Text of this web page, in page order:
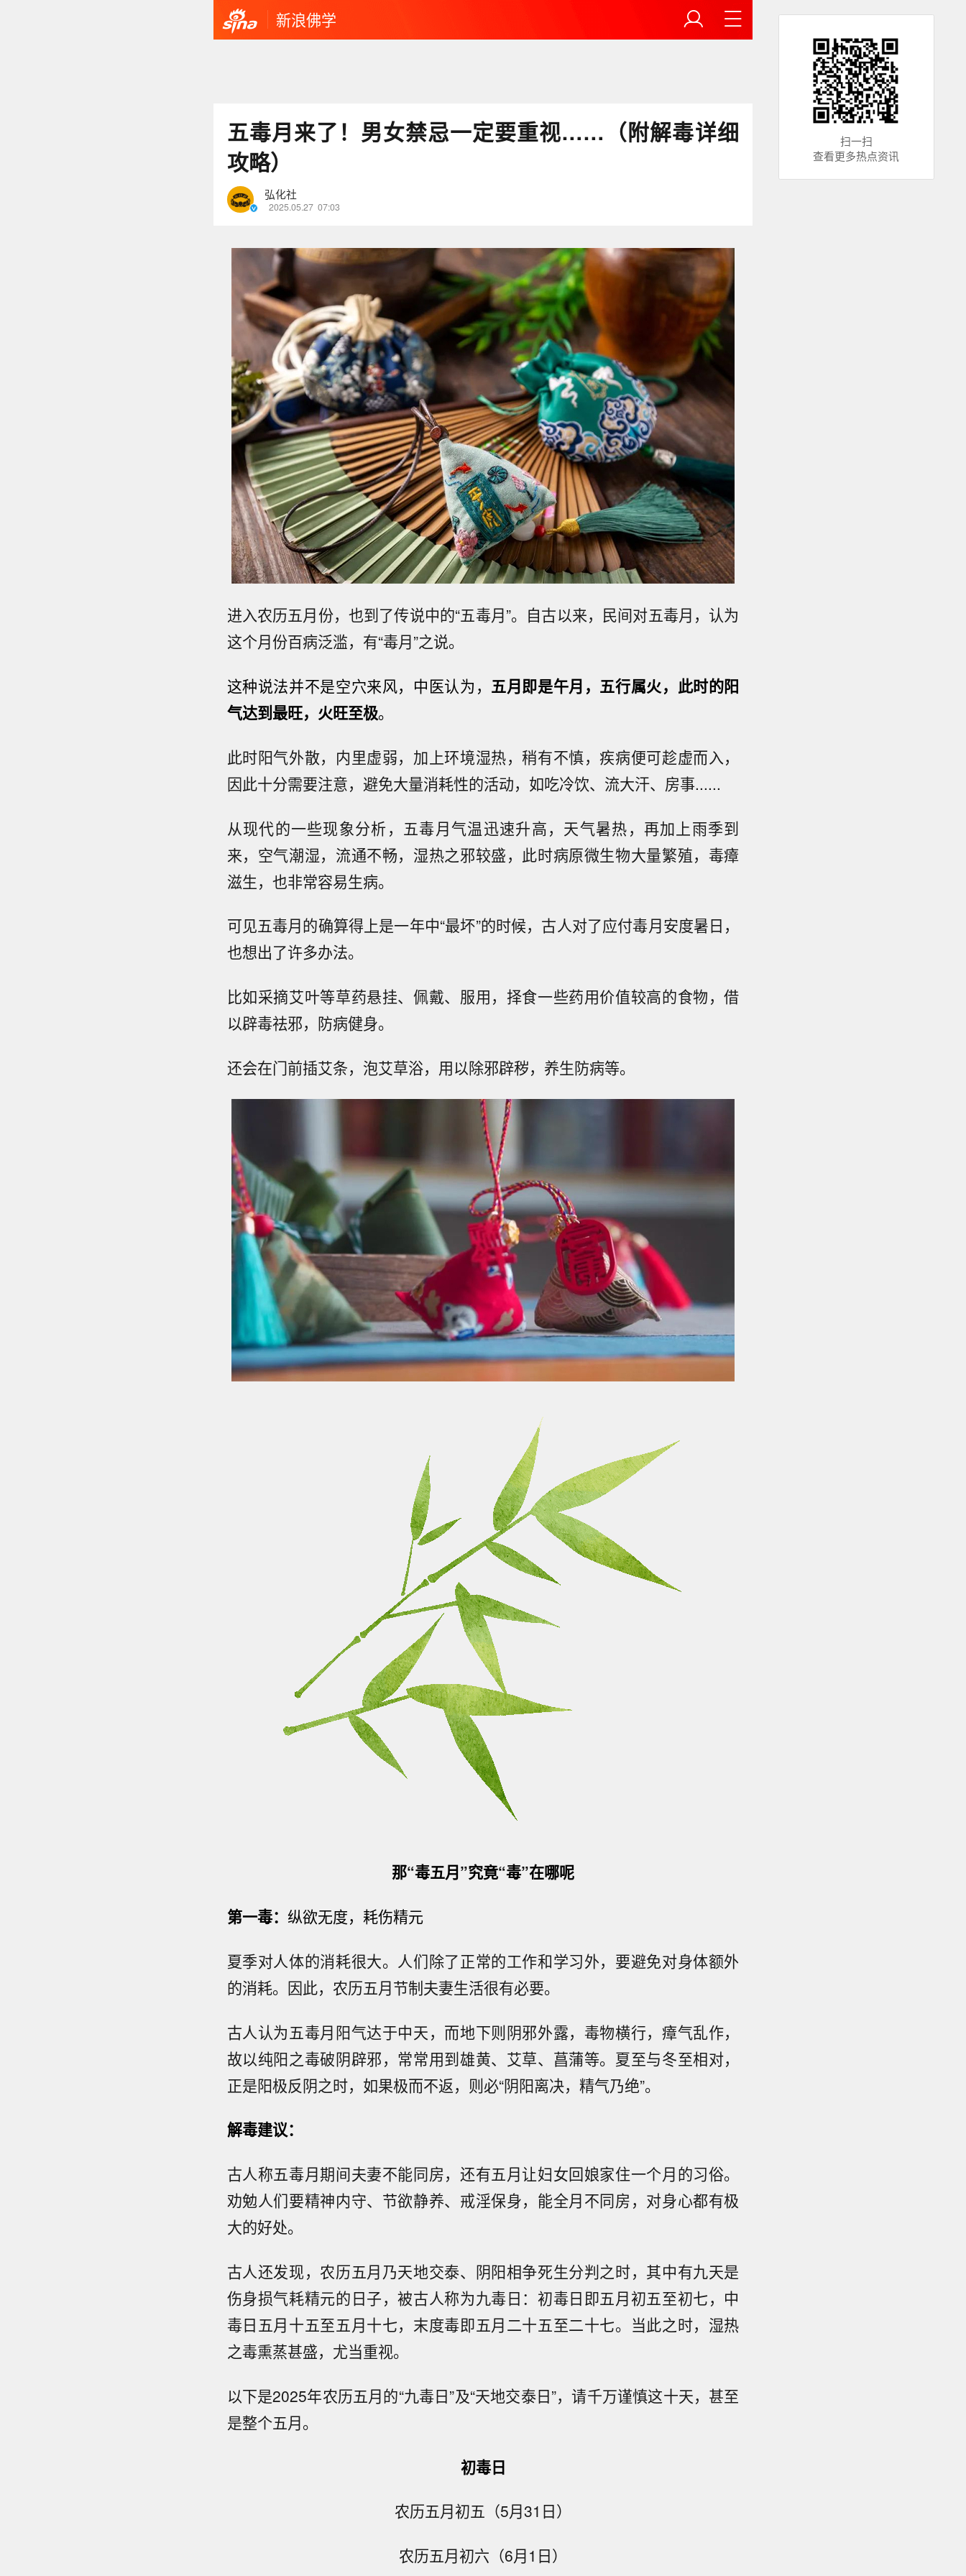
新浪佛学
五毒月来了！男女禁忌一定要重视……（附解毒详细
攻略）
弘化社
2025.05.27 07:03
进入农历五月份，也到了传说中的“五毒月”。自古以来，民间对五毒月，认为
这个月份百病泛滥，有“毒月”之说。
这种说法并不是空穴来风，中医认为， 五月即是午月，五行属火，此时的阳
气达到最旺，火旺至极。
此时阳气外散，内里虚弱，加上环境湿热，稍有不慎，疾病便可趁虚而入，
因此十分需要注意，避免大量消耗性的活动，如吃冷饮、流大汗、房事......
从现代的一些现象分析，五毒月气温迅速升高，天气暑热，再加上雨季到
来，空气潮湿，流通不畅，湿热之邪较盛，此时病原微生物大量繁殖，毒瘴
滋生，也非常容易生病。
可见五毒月的确算得上是一年中“最坏”的时候，古人对了应付毒月安度暑日，
也想出了许多办法。
比如采摘艾叶等草药悬挂、佩戴、服用，择食一些药用价值较高的食物，借
以辟毒祛邪，防病健身。
还会在门前插艾条，泡艾草浴，用以除邪辟秽，养生防病等。
那“毒五月”究竟“毒”在哪呢
第一毒： 纵欲无度，耗伤精元
夏季对人体的消耗很大。人们除了正常的工作和学习外，要避免对身体额外
的消耗。因此，农历五月节制夫妻生活很有必要。
古人认为五毒月阳气达于中天，而地下则阴邪外露，毒物横行，瘴气乱作，
故以纯阳之毒破阴辟邪，常常用到雄黄、艾草、菖蒲等。夏至与冬至相对，
正是阳极反阴之时，如果极而不返，则必“阴阳离决，精气乃绝”。
解毒建议：
古人称五毒月期间夫妻不能同房，还有五月让妇女回娘家住一个月的习俗。
劝勉人们要精神内守、节欲静养、戒淫保身，能全月不同房，对身心都有极
大的好处。
古人还发现，农历五月乃天地交泰、阴阳相争死生分判之时，其中有九天是
伤身损气耗精元的日子，被古人称为九毒日：初毒日即五月初五至初七，中
毒日五月十五至五月十七，末度毒即五月二十五至二十七。当此之时，湿热
之毒熏蒸甚盛，尤当重视。
以下是2025年农历五月的“九毒日”及“天地交泰日”，请千万谨慎这十天，甚至
是整个五月。
初毒日
农历五月初五（5月31日）
农历五月初六（6月1日）
扫一扫
查看更多热点资讯